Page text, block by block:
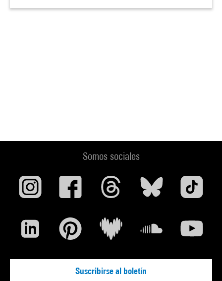
Somos sociales
Suscribirse al boletín